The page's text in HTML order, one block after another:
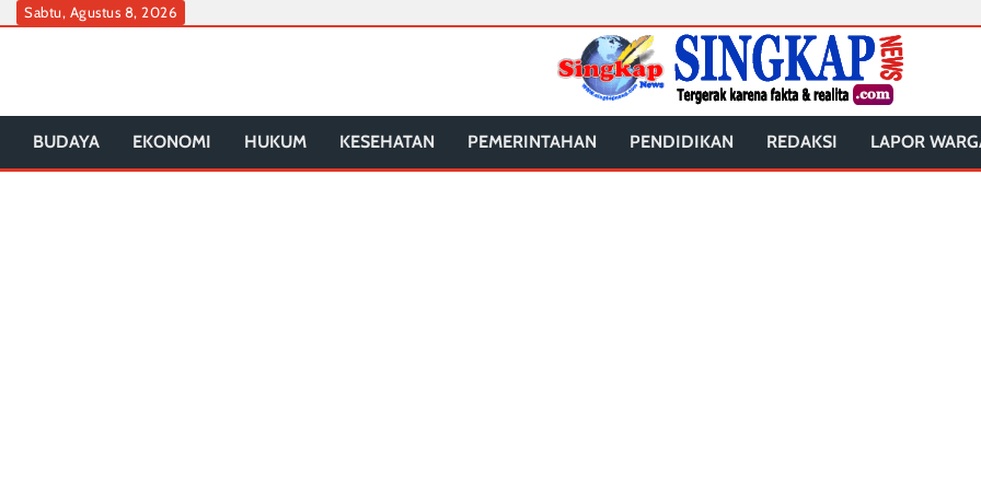
SkipSabtu, Agustus 8, 2026
BUDAYA EKONOMI HUKUM KESEHATAN PEMERINTAHAN PENDIDIKAN REDAKSI LAPOR